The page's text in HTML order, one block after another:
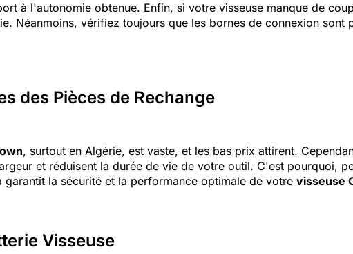
à l'autonomie obtenue. Enfin, si votre visseuse manque de
Néanmoins, vérifiez toujours que les bornes de connexion sont
des Pièces de Rechange
, surtout en Algérie, est vaste, et les bas prix attirent.
et réduisent la durée de vie de votre outil. C'est pourquoi,
la sécurité et la performance optimale de votre visseuse
Visseuse